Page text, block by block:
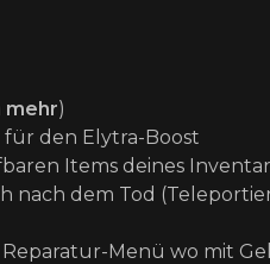
mehr)
den Elytra-Boost
Items deines
nach dem Tod
Menü wo mit